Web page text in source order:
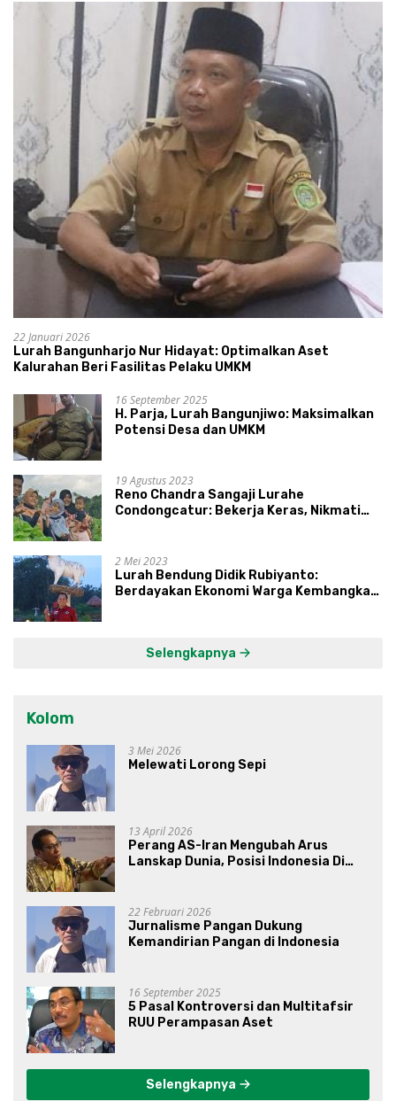
22 Januari 2026
Lurah Bangunharjo Nur Hidayat: Optimalkan Aset
Kalurahan Beri Fasilitas Pelaku UMKM
16 September 2025
H. Parja, Lurah Bangunjiwo: Maksimalkan
Potensi Desa dan UMKM
19 Agustus 2023
Reno Chandra Sangaji Lurahe
Condongcatur: Bekerja Keras, Nikmati
2 Mei 2023
Lurah Bendung Didik Rubiyanto:
Berdayakan Ekonomi Warga Kembangkan
Selengkapnya
Kolom
3 Mei 2026
Melewati Lorong Sepi
13 April 2026
Perang AS-Iran Mengubah Arus
Lanskap Dunia, Posisi Indonesia Di
22 Februari 2026
Jurnalisme Pangan Dukung
Kemandirian Pangan di Indonesia
16 September 2025
5 Pasal Kontroversi dan Multitafsir
RUU Perampasan Aset
Selengkapnya